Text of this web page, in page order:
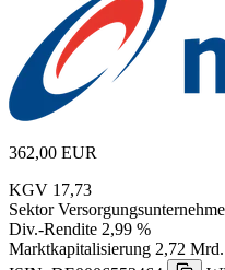
362,00 EUR
KGV 17,73
Sektor
Div.-Rendite 2,99 %
Marktkapitalisierung 2,72